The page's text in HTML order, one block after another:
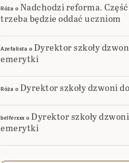
Róża o Nadchodzi reforma.
trzeba będzie oddać uczniom
Azefalista o Dyrektor szkoły
emerytki
Róża o Dyrektor szkoły dzwoni
belferxxxo Dyrektor szkoły
emerytki